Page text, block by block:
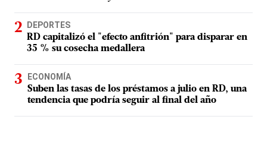
DEPORTES
RD capitalizó el "efecto anfitrión" para disparar en
35 % su cosecha medallera
ECONOMÍA
Suben las tasas de los préstamos a julio en RD, una
tendencia que podría seguir al final del año